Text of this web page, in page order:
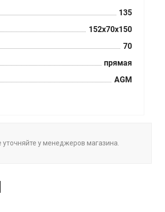
135
152x70x150
70
прямая
AGM
у менеджеров магазина.